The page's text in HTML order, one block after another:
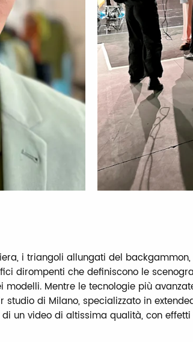
i triangoli allungati del
dirompenti che definiscono le
Mentre le tecnologie più
studio di Milano, specializzato in
un video di altissima qualità, con